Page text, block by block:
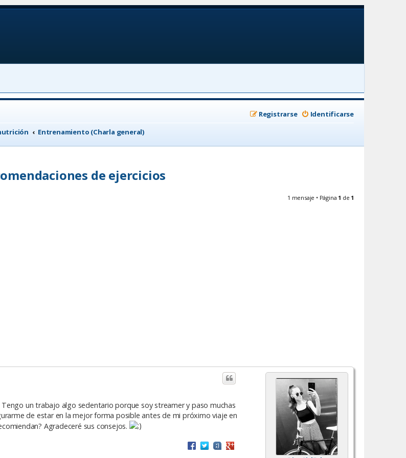
Identificarse
Registrarse
Entrenamiento (Charla general)
de ejercicios
1 mensaje • Página 1 de 1
un trabajo algo sedentario porque soy streamer y paso muchas
de estar en la mejor forma posible antes de mi próximo viaje en
Agradeceré sus consejos.